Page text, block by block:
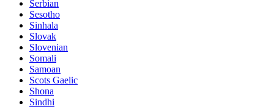
Serbian
Sesotho
Sinhala
Slovak
Slovenian
Somali
Samoan
Scots Gaelic
Shona
Sindhi